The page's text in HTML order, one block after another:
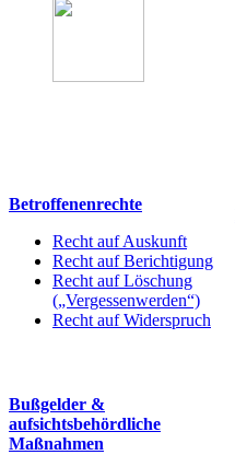
Betroffenenrechte
Recht auf Auskunft
Recht auf Berichtigung
Recht auf Löschung
(„Vergessenwerden“)
Recht auf Widerspruch
Bußgelder &
aufsichtsbehördliche
Maßnahmen